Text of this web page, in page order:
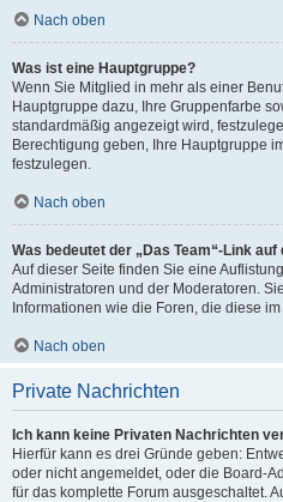
Nach oben
Was ist eine Hauptgruppe?
Wenn Sie Mitglied in mehr als einer
Hauptgruppe dazu, Ihre Gruppenfarbe
standardmäßig angezeigt wird,
Berechtigung geben, Ihre Hauptgruppe
festzulegen.
Nach oben
Was bedeutet der „Das Team“-Link
Auf dieser Seite finden Sie eine
Administratoren und der Moderatoren.
Informationen wie die Foren, die diese
Nach oben
Private Nachrichten
Ich kann keine Privaten Nachrichten
Hierfür kann es drei Gründe geben:
oder nicht angemeldet, oder die Board-
für das komplette Forum ausgeschaltet.